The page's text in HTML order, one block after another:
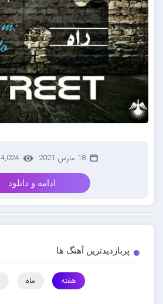
18 مارس 2021 4,024 دانلود
ادامه و دانلود
پربازدیدترین آهنگ ها
هفته ماه